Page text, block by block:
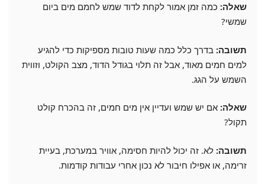
שאלה: כמה זמן אמור לקחת לדוד שמש לחמם מים ביום
שמשי?
תשובה: בדרך כלל כמה שעות טובות מספיקות כדי להגיע
למים חמים מאוד, אבל זה תלוי בגודל הדוד, מצב הקולט, וזווית
השמש על הגג.
שאלה: אם יש שמש ועדיין אין מים חמים, זה בהכרח קולט
תקול?
תשובה: לא. זה יכול להיות חסימה, אוויר במערכת, בעיית
זרימה, או אפילו חיבור לא נכון אחרי עבודות קודמות.